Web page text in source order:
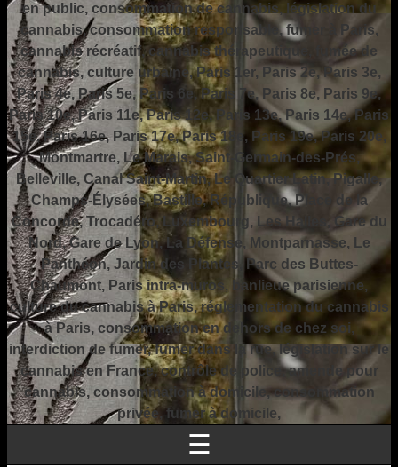
en public, consommation de cannabis, législation du
cannabis, consommation responsable, fumer à Paris,
cannabis récréatif, cannabis thérapeutique, fumée de
cannabis, culture urbaine, Paris 1er, Paris 2e, Paris 3e,
Paris 4e, Paris 5e, Paris 6e, Paris 7e, Paris 8e, Paris 9e,
Paris 10e, Paris 11e, Paris 12e, Paris 13e, Paris 14e, Paris
15e, Paris 16e, Paris 17e, Paris 18e, Paris 19e, Paris 20e,
Montmartre, Le Marais, Saint-Germain-des-Prés,
Belleville, Canal Saint-Martin, Le Quartier Latin, Pigalle,
Champs-Élysées, Bastille, République, Place de la
Concorde, Trocadéro, Luxembourg, Les Halles, Gare du
Nord, Gare de Lyon, La Défense, Montparnasse, Le
Panthéon, Jardin des Plantes, Parc des Buttes-
Chaumont, Paris intra-muros, banlieue parisienne,
culture du cannabis à Paris, réglementation du cannabis
à Paris, consommation en dehors de chez soi,
interdiction de fumer, fumer dans la rue, législation sur le
cannabis en France, contrôle de police, amende pour
cannabis, consommation à domicile, consommation
privée, fumer à domicile,
☰